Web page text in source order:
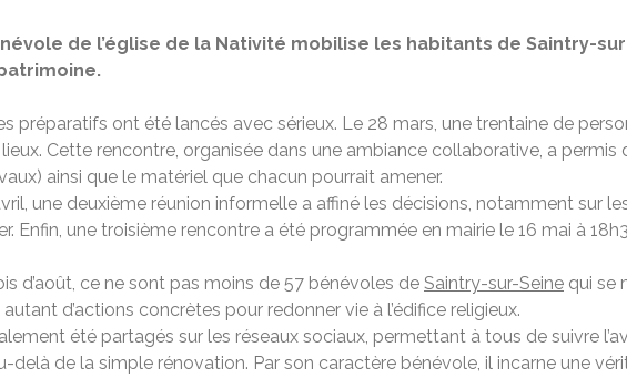
de l’église de la Nativité mobilise les habitants de Saintry-
préparatifs ont été lancés avec sérieux. Le 28 mars, une trentaine de
Cette rencontre, organisée dans une ambiance collaborative, a
ainsi que le matériel que chacun pourrait amener.
une deuxième réunion informelle a affiné les décisions, notamment sur
Enfin, une troisième rencontre a été programmée en mairie le 16 mai à
d’août, ce ne sont pas moins de 57 bénévoles de Saintry-sur-Seine qui se
d’actions concrètes pour redonner vie à l’édifice religieux.
été partagés sur les réseaux sociaux, permettant à tous de suivre
delà de la simple rénovation. Par son caractère bénévole, il incarne une